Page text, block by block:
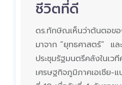
ชีวิตที่ดี
ดร.ทักษิณเห็นว่าต้นตอข
มาจาก “ยุทธศาสตร์” แล
ประชุมรัฐมนตรีคลังในเว
เศรษฐกิจภูมิภาคเอเชีย-